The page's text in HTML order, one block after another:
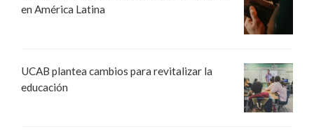
en América Latina
UCAB plantea cambios para revitalizar la
educación